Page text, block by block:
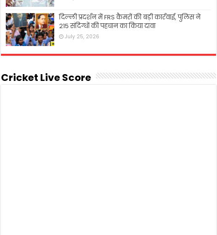
दिल्ली प्रदर्शन में FRS कैमरों की बड़ी कार्रवाई, पुलिस ने
215 संदिग्धों की पहचान का किया दावा
July 25, 2026
Cricket Live Score